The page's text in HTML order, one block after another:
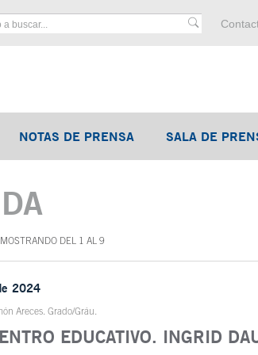
Menú
NUEVA
NOTAS DE PRENSA SALA DE
MOSTRANDO DEL 1 AL 9
2024
Areces. Grado/Gráu.
EDUCATIVO. INGRID